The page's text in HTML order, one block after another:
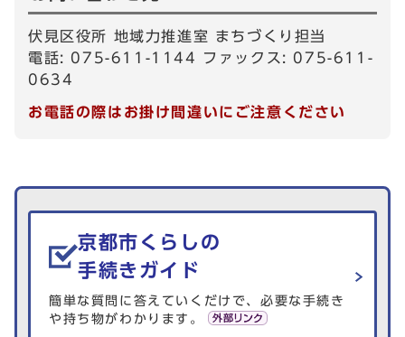
伏見区役所 地域力推進室 まちづくり担当
電話: 075-611-1144 ファックス: 075-611-
0634
お電話の際はお掛け間違いにご注意ください
生活情報を探す
京都市くらしの
手続きガイド
簡単な質問に答えていくだけで、必要な手続き
や持ち物がわかります。